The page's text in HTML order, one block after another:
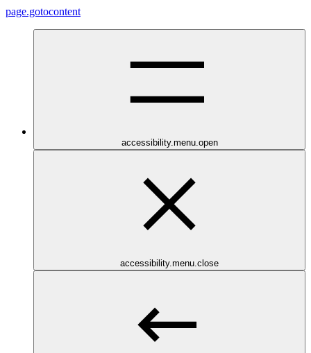
page.gotocontent
accessibility.menu.open
accessibility.menu.close